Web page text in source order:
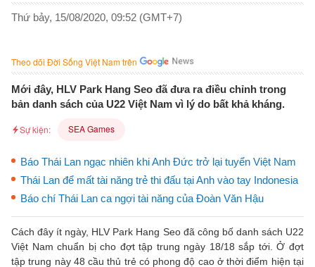
Thứ bảy, 15/08/2020, 09:52 (GMT+7)
Theo dõi Đời Sống Việt Nam trên
Mới đây, HLV Park Hang Seo đã đưa ra điều chỉnh trong
bản danh sách của U22 Việt Nam vì lý do bất khả kháng.
Sự kiện: SEA Games
Báo Thái Lan ngạc nhiên khi Anh Đức trở lại tuyển Việt Nam
Thái Lan để mất tài năng trẻ thi đấu tại Anh vào tay Indonesia
Báo chí Thái Lan ca ngợi tài năng của Đoàn Văn Hậu
Cách đây ít ngày, HLV Park Hang Seo đã công bố danh sách U22
Việt Nam chuẩn bị cho đợt tập trung ngày 18/18 sắp tới. Ở đợt
tập trung này 48 cầu thủ trẻ có phong độ cao ở thời điểm hiện tại